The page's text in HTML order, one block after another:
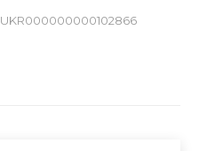
UKR000000000102866